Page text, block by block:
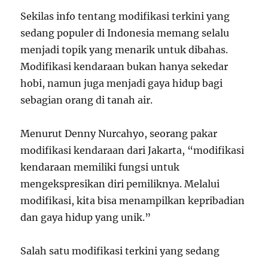
Sekilas info tentang modifikasi terkini yang
sedang populer di Indonesia memang selalu
menjadi topik yang menarik untuk dibahas.
Modifikasi kendaraan bukan hanya sekedar
hobi, namun juga menjadi gaya hidup bagi
sebagian orang di tanah air.
Menurut Denny Nurcahyo, seorang pakar
modifikasi kendaraan dari Jakarta, “modifikasi
kendaraan memiliki fungsi untuk
mengekspresikan diri pemiliknya. Melalui
modifikasi, kita bisa menampilkan kepribadian
dan gaya hidup yang unik.”
Salah satu modifikasi terkini yang sedang